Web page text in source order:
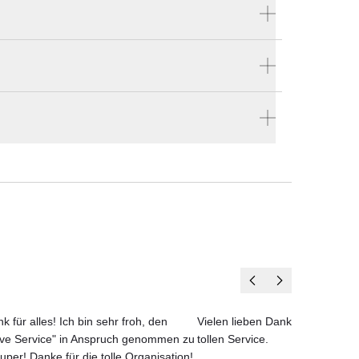
für alles! Ich bin sehr froh, den
Service" in Anspruch genommen zu
Vielen lieben Dank für das
tollen Service.